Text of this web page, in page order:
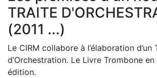
TRAITE
(2011 ...)
Le CIRM collabore à l’élaboration d’un
d’Orchestration. Le Livre Trombone
édition.